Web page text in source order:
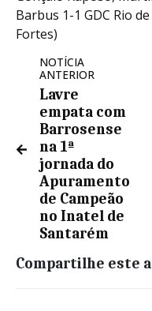
Barbus 1-1 GDC Rio
Fortes)
NOTÍCIA
ANTERIOR
Lavre
empata com
Barrosense
na 1ª
jornada do
Apuramento
de Campeão
no Inatel de
Santarém
Compartilhe este